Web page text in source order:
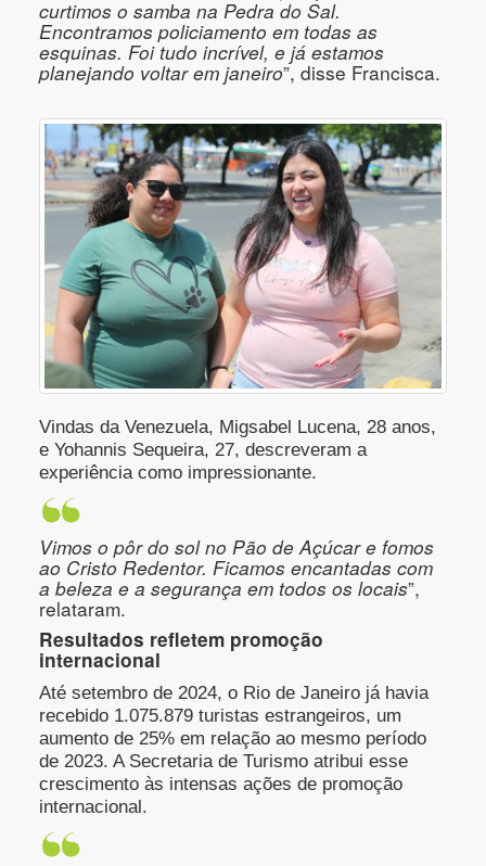
curtimos o samba na Pedra do Sal.
Encontramos policiamento em todas as
esquinas. Foi tudo incrível, e já estamos
planejando voltar em janeiro”, disse Francisca.
Vindas da Venezuela, Migsabel Lucena, 28 anos,
e Yohannis Sequeira, 27, descreveram a
experiência como impressionante.
Vimos o pôr do sol no Pão de Açúcar e fomos
ao Cristo Redentor. Ficamos encantadas com
a beleza e a segurança em todos os locais”,
relataram.
Resultados refletem promoção
internacional
Até setembro de 2024, o Rio de Janeiro já havia
recebido 1.075.879 turistas estrangeiros, um
aumento de 25% em relação ao mesmo período
de 2023. A Secretaria de Turismo atribui esse
crescimento às intensas ações de promoção
internacional.